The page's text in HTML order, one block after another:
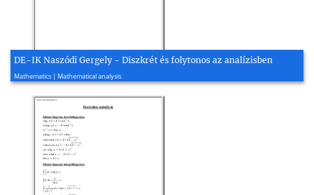
DE-IK Naszódi Gergely - Diszkrét és folytonos az analízisben
Mathematics | Mathematical analysis